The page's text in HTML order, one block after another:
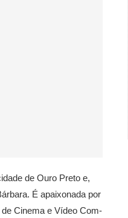
de Ouro Preto e,
É apaixonada por
Cinema e Vídeo Com-